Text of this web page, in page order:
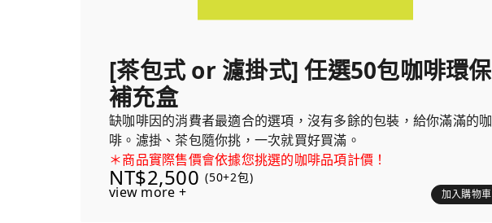
[茶包式 or 濾掛式] 任選50包咖啡環保
補充盒
缺咖啡因的消費者最適合的選項，沒有多餘的包裝，給你滿滿的咖
啡。濾掛、茶包隨你挑，一次就買好買滿。
＊商品實際售價會依據您挑選的咖啡品項計價！
NT$2,500 (50+2包)
view more + 加入購物車